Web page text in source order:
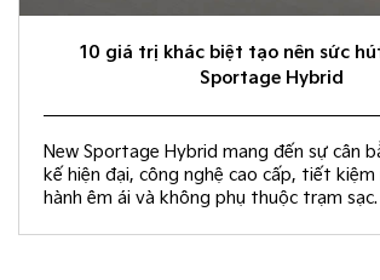
10 giá trị khác biệt tạo nên sức
Sportage Hybrid
New Sportage Hybrid mang đến sự cân
kế hiện đại, công nghệ cao cấp, tiết kiệm
hành êm ái và không phụ thuộc trạm sạc.